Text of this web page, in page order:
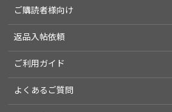
ご購読者様向け
返品入帖依頼
ご利用ガイド
よくあるご質問